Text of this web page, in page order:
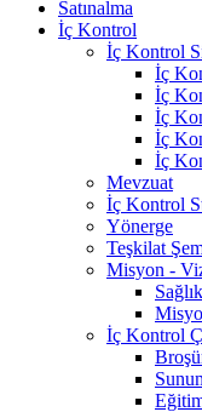
Satınalma
İç Kontrol
İç Kontrol
İç
İç
İç
İç
İç
Mevzuat
İç Kontrol
Yönerge
Teşkilat
Misyon -
İç Kontrol